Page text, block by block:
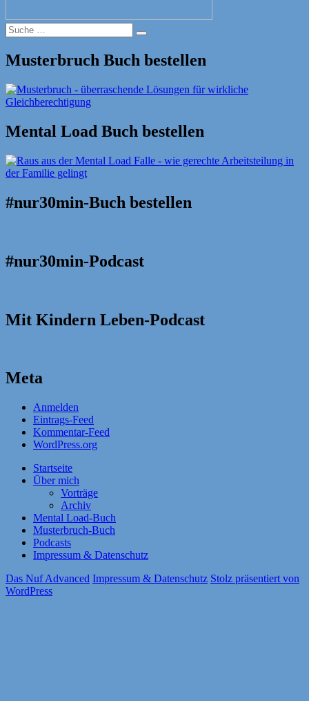
Suche
nach:
Suche
Musterbruch Buch bestellen
Mental Load Buch bestellen
#nur30min-Buch bestellen
#nur30min-Podcast
Mit Kindern Leben-Podcast
Meta
Anmelden
Eintrags-Feed
Kommentar-Feed
WordPress.org
Startseite
Über mich
Vorträge
Archiv
Mental Load-Buch
Musterbruch-Buch
Podcasts
Impressum & Datenschutz
Das Nuf Advanced Impressum & Datenschutz Stolz präsentiert von
WordPress